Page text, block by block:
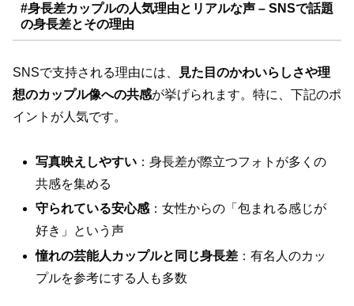
#身長差カップルの人気理由とリアルな声 – SNSで話題
の身長差とその理由
SNSで支持される理由には、
見た目のかわいらしさや理
想のカップル像への共感が挙げられます。特に、下記のポ
イントが人気です。
写真映えしやすい ：身長差が際立つフォトが多くの
共感を集める
守られている安心感 ：女性からの「包まれる感じが
好き」という声
憧れの芸能人カップルと同じ身長差 ：有名人のカッ
プルを参考にする人も多数